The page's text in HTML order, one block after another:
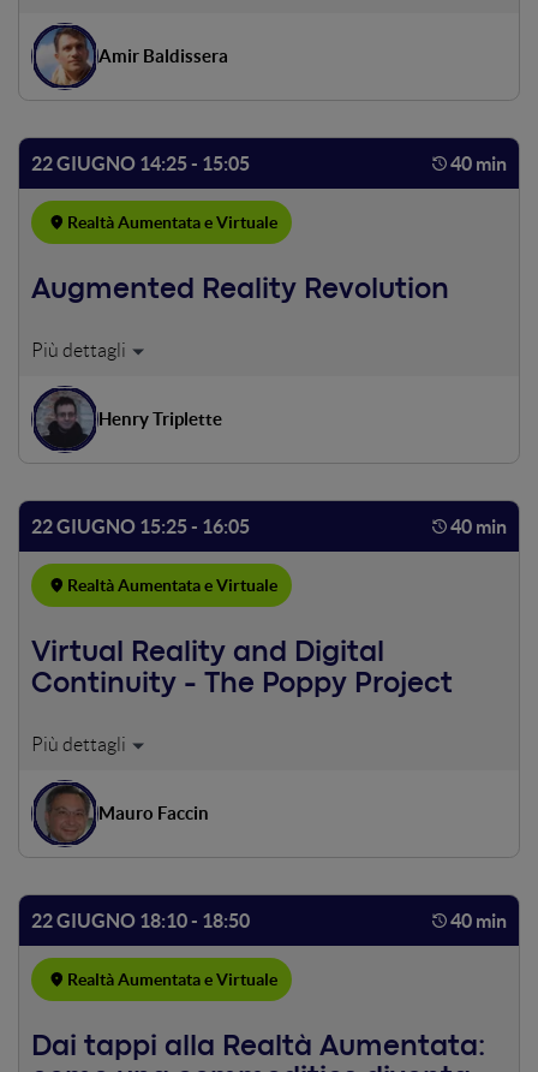
da ragazzi o una moda passeggera. Aziende del
biomedicale, della meccanica e della produzione stanno
spostando budget importanti sull'impiego strategico di
Amir Baldissera
22 GIUGNO 14:25 - 15:05 40 min
Realtà Aumentata e Virtuale
Augmented Reality Revolution
Da Pokemon GO alla Realtà Aumentata via web.
tecnologia più discussa del momento. La svolta mondiale
di Apple ARKit e la risposta di Google ARCore ed è tutta
un’altra cosa. Uno sguardo ad un futuro che già esiste, la
nuova esperienza di acquisto ed interazione col prodotto.
Henry Triplette
22 GIUGNO 15:25 - 16:05 40 min
Realtà Aumentata e Virtuale
Virtual Reality and Digital
Continuity - The Poppy Project
Molte organizzazioni operano ancora in compartimenti
collaborativo, diventa la base per il Concurrent
Engineering. Per collaborare a tutto campo serve una
svolta culturale e l’adozione di piattaforme informatiche a
di supportare la continuità digitale nel flusso aziendale.
Questo comporta una trasformazione vera e propria. Si
esce dal concetto di Digital MockUp per entrare nel modo
POPPY ci permette di mostrare come con le tecnologie
disponibili oggi è possibile creare un gemello virtuale
Mauro Faccin
22 GIUGNO 18:10 - 18:50 40 min
Realtà Aumentata e Virtuale
Dai tappi alla Realtà Aumentata: